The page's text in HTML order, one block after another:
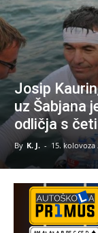
Josip
uz Šabjana
odličja s
By K. J. - 15. kolovoza